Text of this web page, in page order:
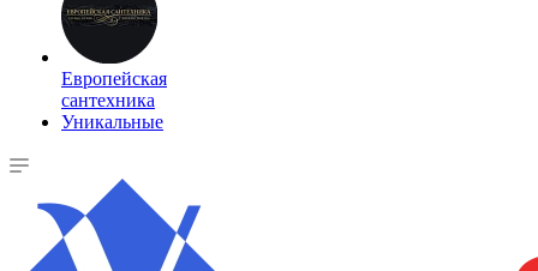
Европейская
сантехника
Уникальные